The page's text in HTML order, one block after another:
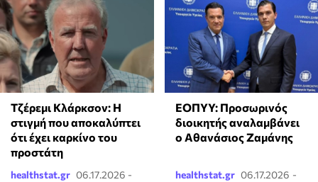
Τζέρεμι Κλάρκσον: Η
στιγμή που αποκαλύπτει
ότι έχει καρκίνο του
προστάτη
healthstat.gr 06.17.2026 -
ΕΟΠΥΥ: Προσωρινός
διοικητής αναλαμβάνει
ο Αθανάσιος Ζαμάνης
healthstat.gr 06.17.2026 -